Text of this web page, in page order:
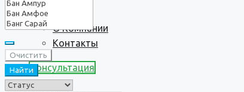
О Компании
Контакты
Консультация
Очистить
Найти